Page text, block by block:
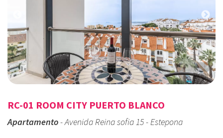
RC-01 ROOM CITY PUERTO BLANCO
Apartamento- Avenida Reina sofia 15 - Estepona